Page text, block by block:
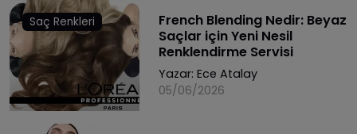
Saç Renkleri
French Blending Nedir: Beyaz
Saçlar için Yeni Nesil
Renklendirme Servisi
Yazar: Ece Atalay
05/06/2026